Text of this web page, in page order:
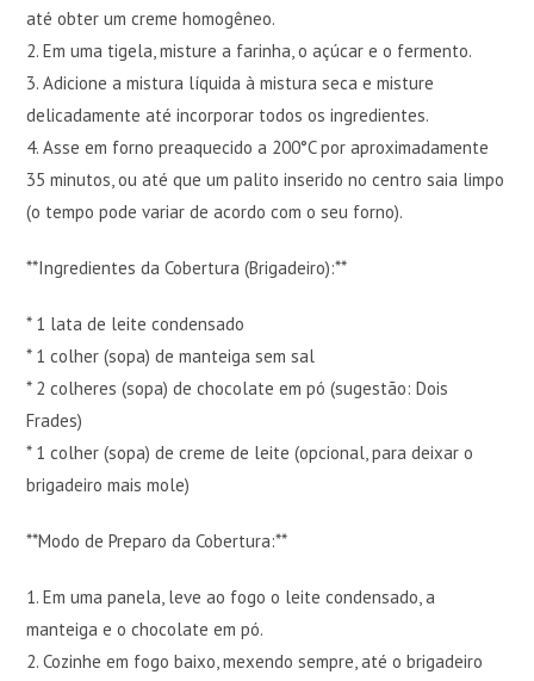
até obter um creme homogêneo.
2. Em uma tigela, misture a farinha, o açúcar e o fermento.
3. Adicione a mistura líquida à mistura seca e misture
delicadamente até incorporar todos os ingredientes.
4. Asse em forno preaquecido a 200°C por aproximadamente
35 minutos, ou até que um palito inserido no centro saia limpo
(o tempo pode variar de acordo com o seu forno).
**Ingredientes da Cobertura (Brigadeiro):**
* 1 lata de leite condensado
* 1 colher (sopa) de manteiga sem sal
* 2 colheres (sopa) de chocolate em pó (sugestão: Dois
Frades)
* 1 colher (sopa) de creme de leite (opcional, para deixar o
brigadeiro mais mole)
**Modo de Preparo da Cobertura:**
1. Em uma panela, leve ao fogo o leite condensado, a
manteiga e o chocolate em pó.
2. Cozinhe em fogo baixo, mexendo sempre, até o brigadeiro